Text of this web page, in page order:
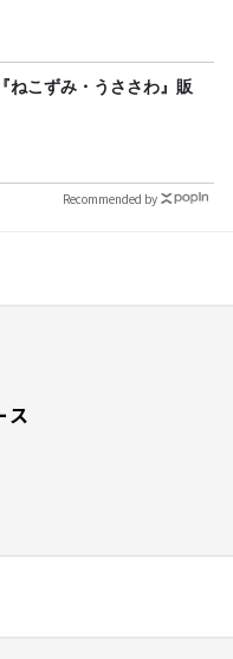
ねこずみ・うささわ』販
Recommended by
ス